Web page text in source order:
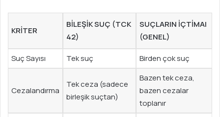
KRITER
BILEŞIK SUÇ (TCK
42)
SUÇLARIN İÇTIMAI
(GENEL)
Suç Sayısı Tek suç Birden çok suç
Cezalandırma
Tek ceza (sadece
birleşik suçtan)
Bazen tek ceza,
bazen cezalar
toplanır